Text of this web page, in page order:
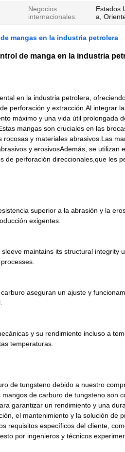
Negocios
internacionales:
Estados
a,
mangas en la industria petrolera
de manga en la industria
en la industria petrolera,
perforación y extracción.Al integrar
máximo y una vida útil prolongada
mangas son cruciales en las
y materiales abrasivos.Las
y erosivosAdemás, se utilizan
perforación direccionales,que les
superior a la abrasión y la
exigentes.
maintains its structural integrity
aseguran un ajuste y
y su rendimiento incluso a
temperaturas.
de tungsteno debido a nuestro
de carburo de tungsteno son
garantizar un rendimiento y una
el mantenimiento y la solución de
requisitos específicos del cliente,
por ingenieros y técnicos